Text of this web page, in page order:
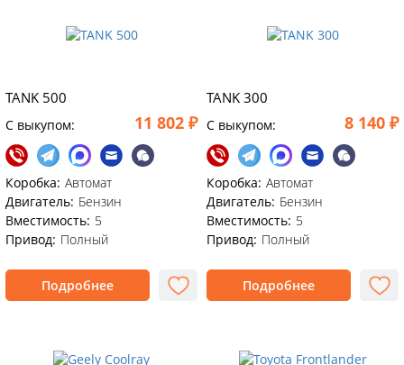
TANK 500
C выкупом: 11 802 ₽
Коробка: Автомат
Двигатель: Бензин
Вместимость: 5
Привод: Полный
Подробнее
TANK 300
C выкупом: 8 140 ₽
Коробка: Автомат
Двигатель: Бензин
Вместимость: 5
Привод: Полный
Подробнее